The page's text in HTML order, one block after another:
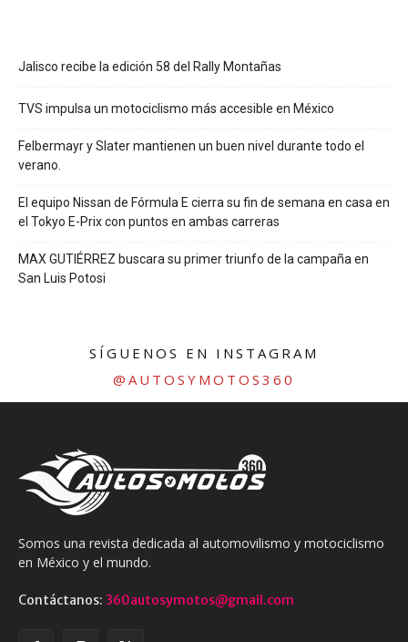
Jalisco recibe la edición 58 del Rally Montañas
TVS impulsa un motociclismo más accesible en México
Felbermayr y Slater mantienen un buen nivel durante todo el
verano.
El equipo Nissan de Fórmula E cierra su fin de semana en casa en
el Tokyo E-Prix con puntos en ambas carreras
MAX GUTIÉRREZ buscara su primer triunfo de la campaña en
San Luis Potosi
SÍGUENOS EN INSTAGRAM
@AUTOSYMOTOS360
Somos una revista dedicada al automovilismo y motociclismo
en México y el mundo.
Contáctanos: 360autosymotos@gmail.com